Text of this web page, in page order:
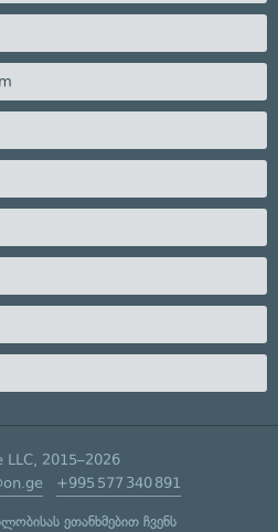
LLC, 2015–2026
+995 577 340 891
ეთანხმებით ჩვენს